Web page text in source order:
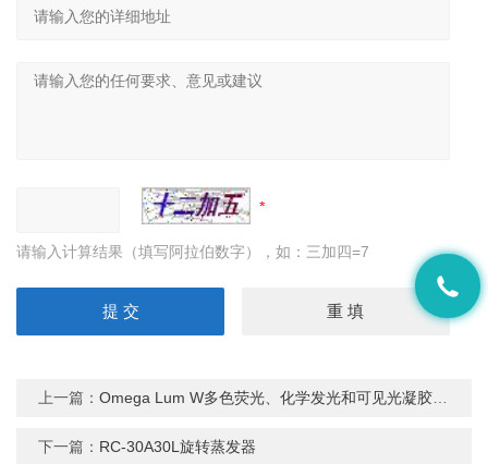
请输入计算结果（填写阿拉伯数字），如：三加四=7
上一篇：Omega Lum W多色荧光、化学发光和可见光凝胶成像系统
下一篇： RC-30A30L旋转蒸发器